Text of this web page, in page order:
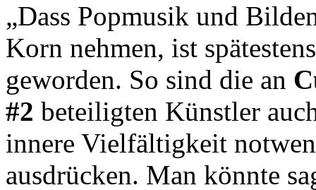
„Dass Popmusik und
Korn nehmen, ist
geworden. So sind die an
#2 beteiligten Künstler
innere Vielfältigkeit
ausdrücken. Man könnte